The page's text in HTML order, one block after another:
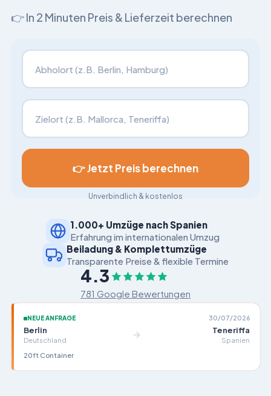
👉 In 2 Minuten Preis & Lieferzeit berechnen
Ich ziehe um von
Ich ziehe um nach
👉 Jetzt Preis berechnen
Unverbindlich & kostenlos
1.000+ Umzüge nach Spanien
Erfahrung im internationalen Umzug
Beiladung & Komplettumzüge
Transparente Preise & flexible Termine
4.3
781 Google Bewertungen
NEUE ANFRAGE 30/07/2026
Berlin
Deutschland
Teneriffa
Spanien
20ft Container